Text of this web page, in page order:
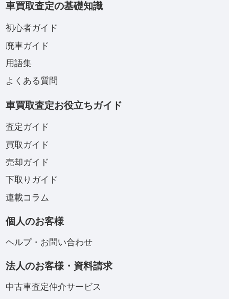
車買取査定の基礎知識
初心者ガイド
廃車ガイド
用語集
よくある質問
車買取査定お役立ちガイド
査定ガイド
買取ガイド
売却ガイド
下取りガイド
連載コラム
個人のお客様
ヘルプ・お問い合わせ
法人のお客様・資料請求
中古車査定仲介サービス